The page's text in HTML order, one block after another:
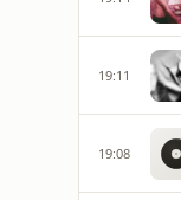
19:11
19:08